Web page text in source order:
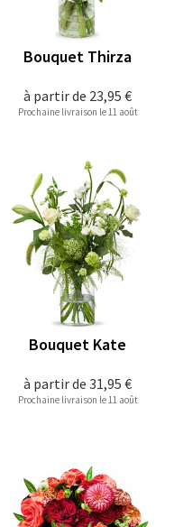
à partir de 23,95 €
Bouquet Thirza
Prochaine livraison le 11 août
à partir de 31,95 €
Bouquet Kate
Prochaine livraison le 11 août